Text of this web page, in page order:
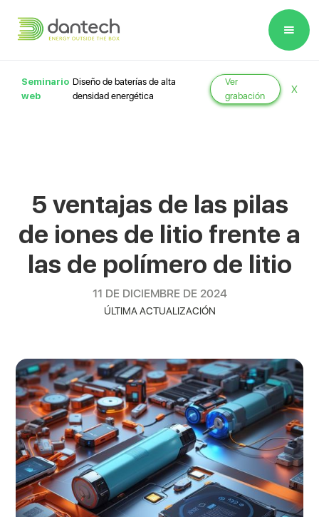
note:
website
includes
Seminario
web
Diseño de baterías de alta
densidad energética
Ver
grabación
X
5 ventajas de las pilas
de iones de litio frente a
las de polímero de litio
11 DE DICIEMBRE DE 2024
ÚLTIMA ACTUALIZACIÓN